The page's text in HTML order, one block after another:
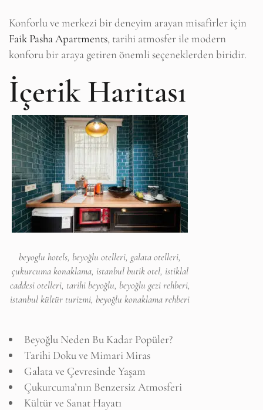
Konforlu ve merkezi bir deneyim arayan misafirler için
Faik Pasha Apartments, tarihi atmosfer ile modern
konforu bir araya getiren önemli seçeneklerden biridir.
İçerik Haritası
beyoglu hotels, beyoğlu otelleri, galata otelleri,
çukurcuma konaklama, istanbul butik otel, istiklal
caddesi otelleri, tarihi beyoğlu, beyoğlu gezi rehberi,
istanbul kültür turizmi, beyoğlu konaklama rehberi
Beyoğlu Neden Bu Kadar Popüler?
Tarihi Doku ve Mimari Miras
Galata ve Çevresinde Yaşam
Çukurcuma’nın Benzersiz Atmosferi
Kültür ve Sanat Hayatı